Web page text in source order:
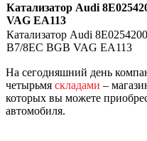
Катализатор Audi
VAG EA113
Катализатор Audi
B7/8EC BGB VAG EA113
На сегодняшний день
четырьмя складами –
которых вы можете
автомобиля.